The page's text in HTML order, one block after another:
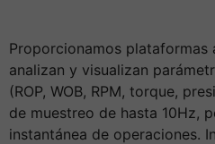
Proporcionamos plataformas
analizan y visualizan
(ROP, WOB, RPM, torque,
de muestreo de hasta 10Hz,
instantánea de operaciones.